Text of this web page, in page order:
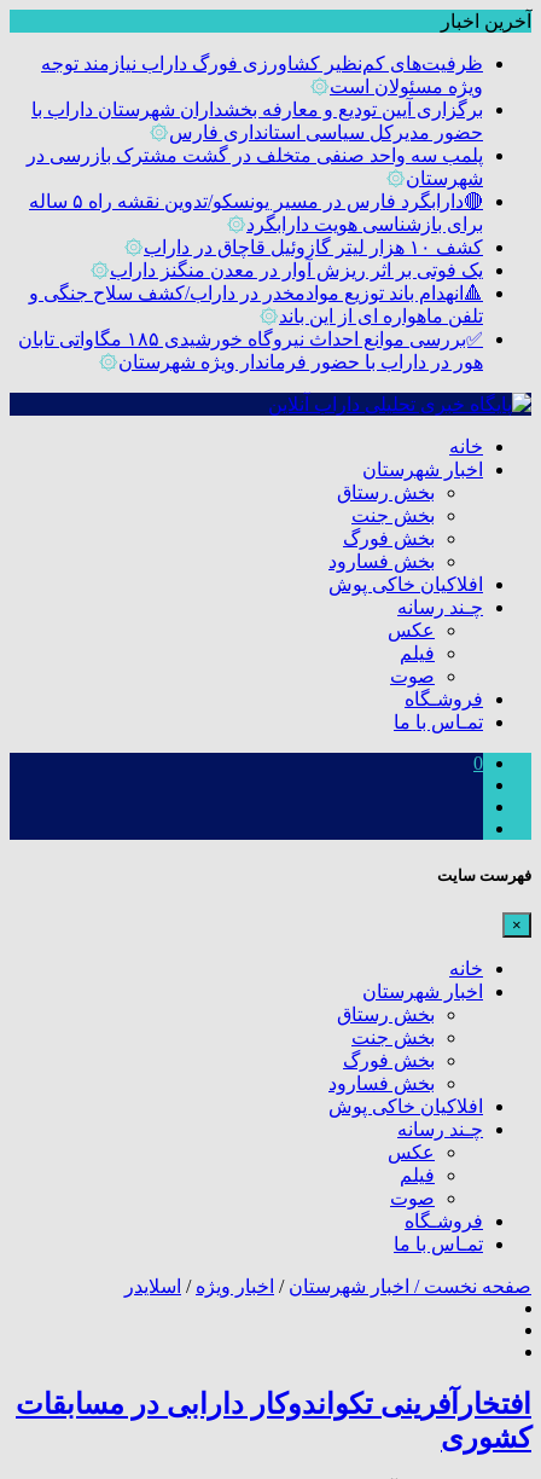
آخرین اخبار
ظرفیت‌های کم‌نظیر کشاورزی فورگ داراب نیازمند توجه
ویژه مسئولان است۞
برگزاری آیین تودیع و معارفه بخشداران شهرستان داراب با
حضور مدیرکل سیاسی استانداری فارس۞
پلمب سه واحد صنفی متخلف در گشت مشترک بازرسی در
شهرستان۞
🔴دارابگرد فارس در مسیر یونسکو/تدوین نقشه راه ۵ ساله
برای بازشناسی هویت دارابگرد۞
کشف ۱۰ هزار لیتر گازوئیل قاچاق در داراب
۞
یک فوتی بر اثر ریزش آوار در معدن منگنز داراب۞
🔺انهدام باند توزیع موادمخدر در داراب/کشف سلاح جنگی و
تلفن ماهواره ای از این باند۞
✅بررسی موانع احداث نیروگاه خورشیدی ۱۸۵ مگاواتی تابان
هور در داراب با حضور فرماندار ویژه شهرستان۞
خانه
اخبار شهرستان
بخش رستاق
بخش جنت
بخش فورگ
بخش فسارود
افلاکیان خاکی پوش
چـند رسانه
عکس
فیلم
صوت
فروشـگاه
تمـاس با ما
0
فهرست سایت
×
خانه
اخبار شهرستان
بخش رستاق
بخش جنت
بخش فورگ
بخش فسارود
افلاکیان خاکی پوش
چـند رسانه
عکس
فیلم
صوت
فروشـگاه
تمـاس با ما
صفحه نخست / اخبار شهرستان / اخبار ویژه / اسلایدر
افتخارآفرینی تکواندوکار دارابی در مسابقات
کشوری